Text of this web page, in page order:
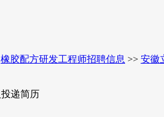
橡胶配方研发工程师招聘信息 >> 安徽
投递简历